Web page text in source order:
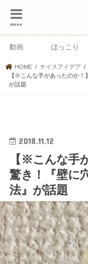
menu
動画 ほっこり
HOME
ナイスアイデア
【※こんな手があったのか！
が話題
2018.11.12
【※こんな手
驚き！『壁に
法』が話題